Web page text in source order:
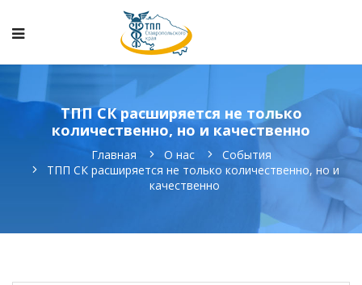
ТПП СК расширяется не только
количественно, но и качественно
Главная О нас
События
ТПП СК расширяется не только количественно, но и
качественно